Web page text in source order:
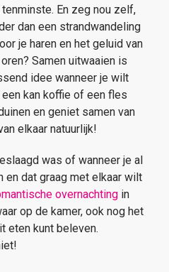
En zeg nou zelf,
dan een strandwandeling
je haren en het geluid van
Samen uitwaaien is
idee wanneer je wilt
kan koffie of een fles
en geniet samen van
elkaar natuurlijk!
was of wanneer je al
en dat graag met elkaar wilt
overnachting in
op de kamer, ook nog het
eten kunt beleven.